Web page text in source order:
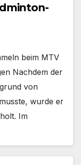
beim MTV
Nachdem der
von
wurde er
Im